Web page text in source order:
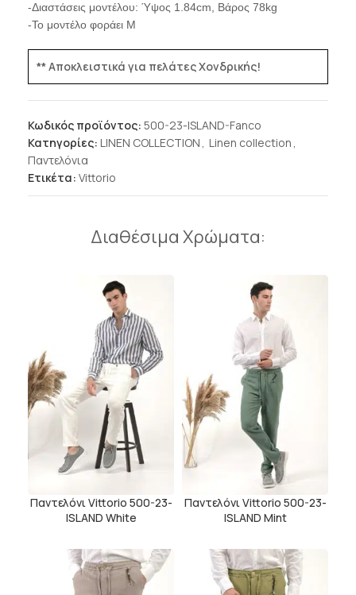
-Διαστάσεις μοντέλου: Ύψος 1.84cm, Βάρος 78kg
-Το μοντέλο φοράει Μ
** Αποκλειστικά για πελάτες Χονδρικής!
Κωδικός προϊόντος: 500-23-ISLAND-Fanco
Κατηγορίες: LINEN COLLECTION , Linen collection ,
Παντελόνια
Ετικέτα: Vittorio
Διαθέσιμα Χρώματα:
Παντελόνι Vittorio 500-23-
ISLAND White
Παντελόνι Vittorio 500-23-
ISLAND Mint